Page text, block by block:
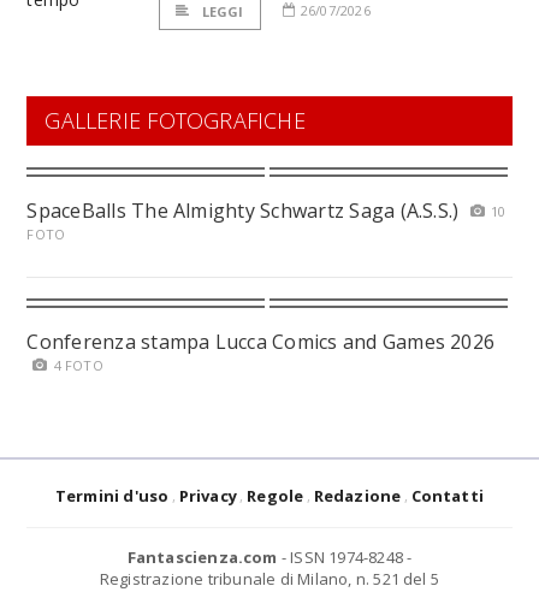
LEGGI 26/07/2026
GALLERIE FOTOGRAFICHE
SpaceBalls The Almighty Schwartz Saga (A.S.S.)
10
FOTO
Conferenza stampa Lucca Comics and Games 2026
4 FOTO
Termini d'uso Privacy Regole Redazione Contatti
Fantascienza.com - ISSN 1974-8248 -
Registrazione tribunale di Milano, n. 521 del 5